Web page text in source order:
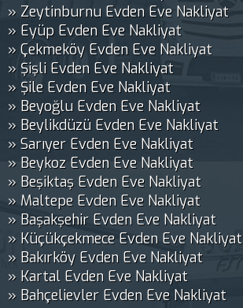
» Zeytinburnu Evden Eve Nakliyat
» Eyüp Evden Eve Nakliyat
» Çekmeköy Evden Eve Nakliyat
» Şişli Evden Eve Nakliyat
» Şile Evden Eve Nakliyat
» Beyoğlu Evden Eve Nakliyat
» Beylikdüzü Evden Eve Nakliyat
» Sarıyer Evden Eve Nakliyat
» Beykoz Evden Eve Nakliyat
» Beşiktaş Evden Eve Nakliyat
» Maltepe Evden Eve Nakliyat
» Başakşehir Evden Eve Nakliyat
» Küçükçekmece Evden Eve Nakliyat
» Bakırköy Evden Eve Nakliyat
» Kartal Evden Eve Nakliyat
» Bahçelievler Evden Eve Nakliyat